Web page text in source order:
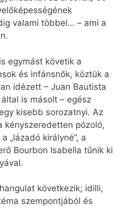
valami többel… – ami a
egymást követik a
és infánsnők, köztük a
idézett – Juan Bautista
is másolt – egész
kisebb sorozatnyi. Az
kényszeredetten pózoló,
„lázadó királyné”, a
Bourbon Isabella tűnik ki
következik; idilli,
szempontjából és